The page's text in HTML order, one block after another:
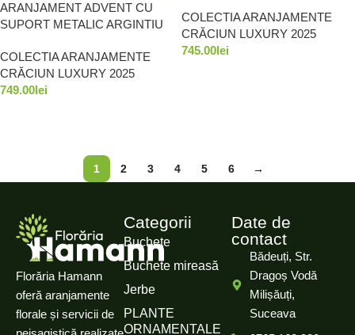
ARANJAMENT ADVENT CU
SUPORT METALIC ARGINTIU
COLECTIA ARANJAMENTE
CRĂCIUN LUXURY 2025
749.00lei
ARTIFICIALA STELE SI
CONURI PUDRATE
COLECTIA ARANJAMENTE
CRĂCIUN LUXURY 2025
745.00lei
1 2 3 4 5 6 →
Florăria Hamann
oferă aranjamente
florale și servicii de
Categorii
Buchete
Buchete mireasă
Jerbe
PLANTE
ORNAMENTALE
Date de
contact
Bădeuți, Str.
Dragoș Vodă
Milișăuți,
Suceava